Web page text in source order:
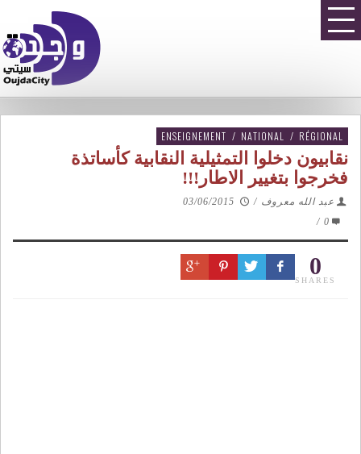
ENSEIGNEMENT / NATIONAL / RÉGIONAL
نقابيون دخلوا التمثيلية النقابية كأساتذة
فخرجوا بتغيير الاطار!!!
عبد الله معروف /
03/06/2015
0
/
0
SHARES